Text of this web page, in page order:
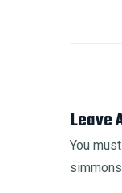
Leave
You